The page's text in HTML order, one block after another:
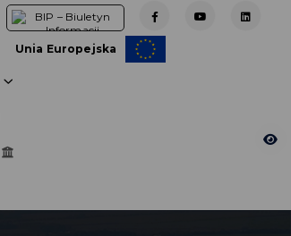
Unia Europejska